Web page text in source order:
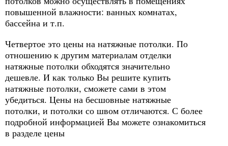
повышенной влажности: ванных комнатах,
бассейна и т.п.
Четвертое это цены на натяжные потолки. По
отношению к другим материалам отделки
натяжные потолки обходятся значительно
дешевле. И как только Вы решите купить
натяжные потолки, сможете сами в этом
убедиться. Цены на бесшовные натяжные
потолки, и потолки со швом отличаются. С более
подробной информацией Вы можете ознакомиться
в разделе цены